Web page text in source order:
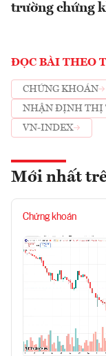
trường chứng
ĐỌC BÀI THEO
CHỨNG KHOÁN
NHẬN ĐỊNH THỊ
KHOÁN
VN-INDEX
Mới nhất
Chứng khoán